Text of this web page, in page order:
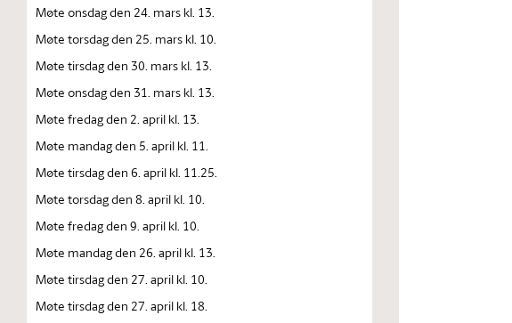
Møte onsdag den 24. mars kl. 13.
Møte torsdag den 25. mars kl. 10.
Møte tirsdag den 30. mars kl. 13.
Møte onsdag den 31. mars kl. 13.
Møte fredag den 2. april kl. 13.
Møte mandag den 5. april kl. 11.
Møte tirsdag den 6. april kl. 11.25.
Møte torsdag den 8. april kl. 10.
Møte fredag den 9. april kl. 10.
Møte mandag den 26. april kl. 13.
Møte tirsdag den 27. april kl. 10.
Møte tirsdag den 27. april kl. 18.